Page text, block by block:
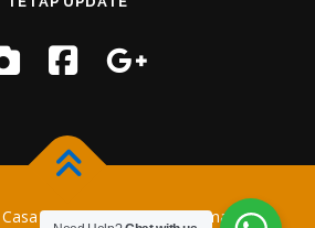
Training–OnePresstema oleh